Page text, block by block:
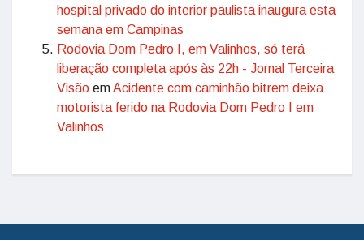
hospital privado do interior paulista inaugura esta
semana em Campinas
Rodovia Dom Pedro I, em Valinhos, só terá
liberação completa após às 22h - Jornal Terceira
Visão emAcidente com caminhão bitrem deixa
motorista ferido na Rodovia Dom Pedro I em
Valinhos